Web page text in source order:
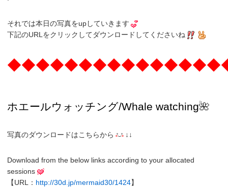
それでは本日の写真をupしていきます
下記のURLをクリックしてダウンロードしてくださいね
ホエールウォッチング/Whale watching🌺
写真のダウンロードはこちらから ↓↓
Download from the below links according to your allocated
sessions
【URL： http://30d.jp/mermaid30/1424】